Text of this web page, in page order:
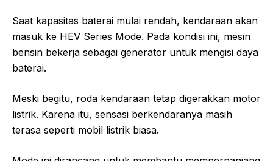
Saat kapasitas baterai mulai rendah, kendaraan akan
masuk ke HEV Series Mode. Pada kondisi ini, mesin
bensin bekerja sebagai generator untuk mengisi daya
baterai.
Meski begitu, roda kendaraan tetap digerakkan motor
listrik. Karena itu, sensasi berkendaranya masih
terasa seperti mobil listrik biasa.